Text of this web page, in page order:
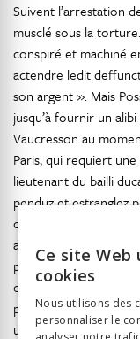
Suivent l’arrestation
musclé sous la
conspiré et machiné
actendre ledit
son argent ». Mais
jusqu’à fournir un
Vaucresson au
Paris, qui requiert
lieutenant du bailli
penduz et estranglez
deux potences sur le
autres ». La justice
pourrait l’imaginer
en accord avec le
puis assiste à la
urgent pour tous,
Ce site Web
cookies
Nous utilisons des
personnaliser le